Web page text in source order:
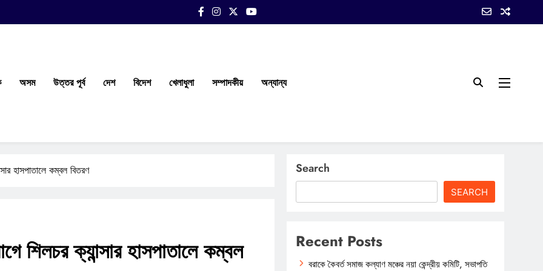
অসম উত্তর পূর্ব দেশ বিদেশ খেলাধুলা সম্পাদকীয় অন্যান্য
হাসপাতালে কম্বল বিতরণ
শিলচর ক্যান্সার হাসপাতালে কম্বল
Search
SEARCH
Recent Posts
বরাকে কৈবর্ত সমাজ কল্যাণ মঞ্চের নয়া কেন্দ্রীয় কমিটি, সভাপতি